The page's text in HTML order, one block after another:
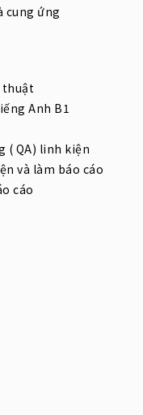
cung ứng
thuật
Anh B1
( QA) linh kiện
và làm báo cáo
cáo